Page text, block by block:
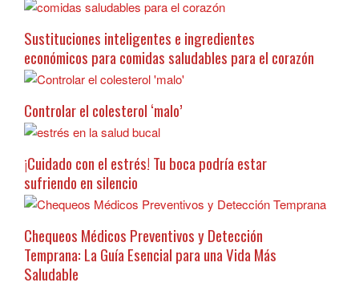
Sustituciones inteligentes e ingredientes
económicos para comidas saludables para el corazón
Controlar el colesterol ‘malo’
¡Cuidado con el estrés! Tu boca podría estar
sufriendo en silencio
Chequeos Médicos Preventivos y Detección
Temprana: La Guía Esencial para una Vida Más
Saludable